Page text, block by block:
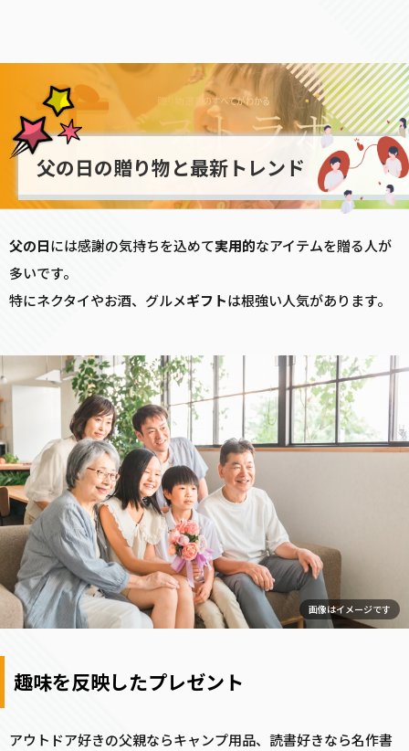
父の日の贈り物と最新トレンド
父の日には感謝の気持ちを込めて実用的なアイテムを贈る人が
多いです。
特にネクタイやお酒、グルメギフトは根強い人気があります。
画像はイメージです
趣味を反映したプレゼント
アウトドア好きの父親ならキャンプ用品、読書好きなら名作書